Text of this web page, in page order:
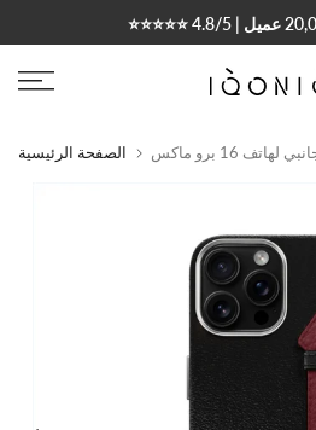
إلى
المحتوى
الصفحة الرئيسية 16 برو ماكس